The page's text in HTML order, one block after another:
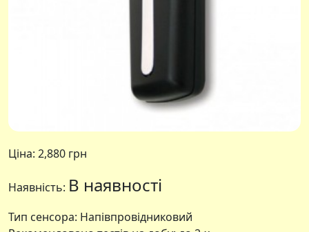
Ціна: 2,880 грн
Наявність: В наявності
Тип сенсора: Напівпровідниковий